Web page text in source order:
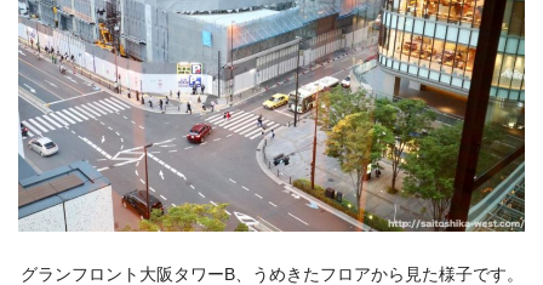
グランフロント大阪タワーB、うめきたフロアから見た様子です。